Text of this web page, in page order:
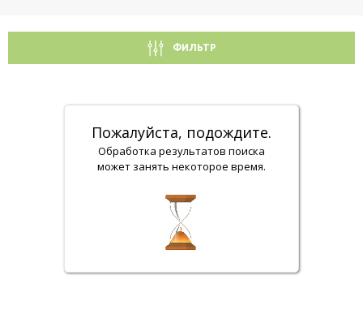
ФИЛЬТР
Пожалуйста, подождите.
Обработка результатов поиска
может занять некоторое время.